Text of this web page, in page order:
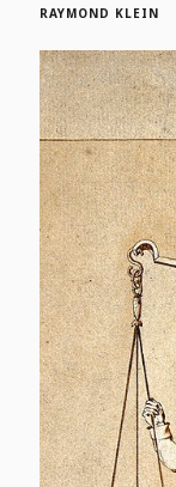
RAYMOND KLEIN